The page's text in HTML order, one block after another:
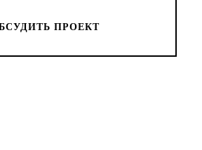
ПРОЕКТ